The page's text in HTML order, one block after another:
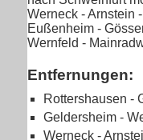
Werneck - Arnstein
Eußenheim -
Wernfeld -
Entfernungen:
Rottershausen -
Geldersheim -
Werneck -